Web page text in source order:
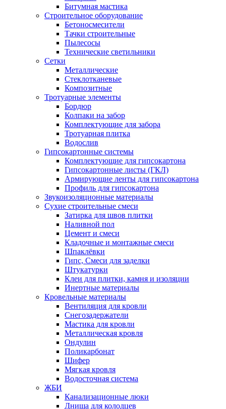
Битумная мастика
Строительное оборудование
Бетоносмесители
Тачки строительные
Пылесосы
Технические светильники
Сетки
Металлические
Стеклотканевые
Композитные
Тротуарные элементы
Бордюр
Колпаки на забор
Комплектующие для забора
Тротуарная плитка
Водослив
Гипсокартонные системы
Комплектующие для гипсокартона
Гипсокартонные листы (ГКЛ)
Армирующие ленты для гипсокартона
Профиль для гипсокартона
Звукоизоляционные материалы
Сухие строительные смеси
Затирка для швов плитки
Наливной пол
Цемент и смеси
Кладочные и монтажные смеси
Шпаклёвки
Гипс, Смеси для заделки
Штукатурки
Клеи для плитки, камня и изоляции
Инертные материалы
Кровельные материалы
Вентиляция для кровли
Снегозадержатели
Мастика для кровли
Металлическая кровля
Ондулин
Поликарбонат
Шифер
Мягкая кровля
Водосточная система
ЖБИ
Канализационные люки
Днища для колодцев